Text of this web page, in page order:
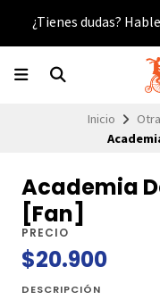
¿Tienes dudas?
Inicio
Academia
[Fan]
PRECIO
$20.900
DESCRIPCIÓN